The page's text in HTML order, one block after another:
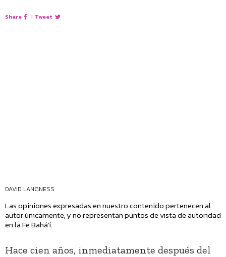
Share | Tweet
DAVID LANGNESS
Las opiniones expresadas en nuestro contenido pertenecen al
autor únicamente, y no representan puntos de vista de autoridad
en la Fe Bahá’í.
Hace cien años, inmediatamente después del